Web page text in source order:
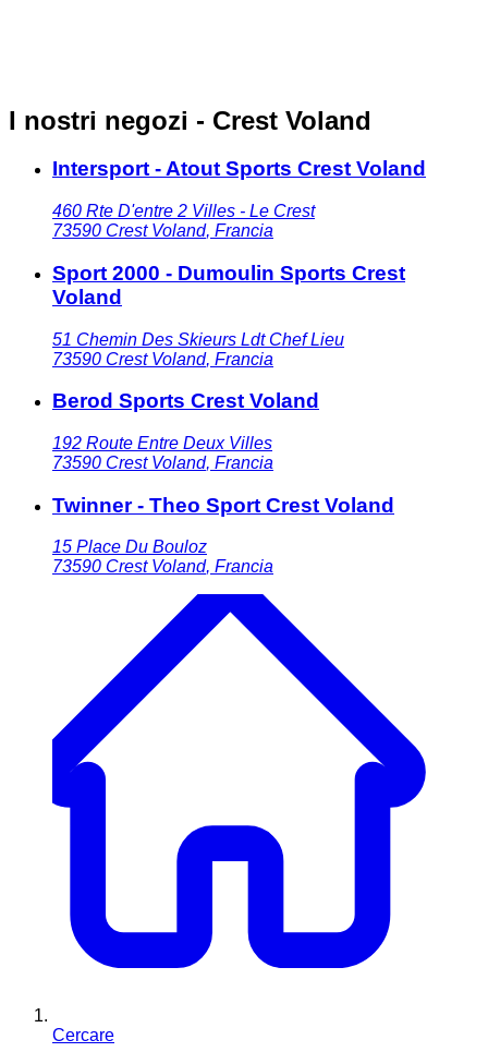
I nostri negozi - Crest Voland
Intersport - Atout Sports Crest Voland
460 Rte D'entre 2 Villes - Le Crest
73590 Crest Voland, Francia
Sport 2000 - Dumoulin Sports Crest
Voland
51 Chemin Des Skieurs Ldt Chef Lieu
73590 Crest Voland, Francia
Berod Sports Crest Voland
192 Route Entre Deux Villes
73590 Crest Voland, Francia
Twinner - Theo Sport Crest Voland
15 Place Du Bouloz
73590 Crest Voland, Francia
Cercare